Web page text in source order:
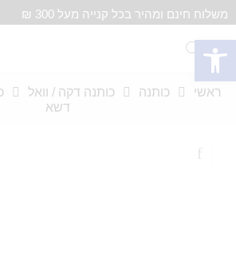
פתח סרגל נגישות
משלוח חינם ומהיר בכל קנייה מעל 300 ₪
ראשי כותנה כותנה דקה / וואל
דשא